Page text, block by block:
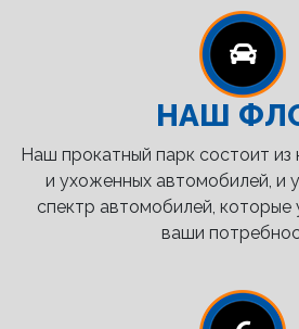
НАШ
Наш прокатный парк состоит из
и ухоженных автомобилей, и
спектр автомобилей, которые
ваши